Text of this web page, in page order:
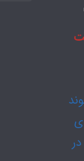
48 ساعت
ثبت شوند